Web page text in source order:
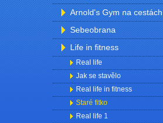
Arnold's Gym na cestách
Sebeobrana
Life in fitness
Real life
Jak se stavělo
Real life in fitness
Staré fitko
Real life 1